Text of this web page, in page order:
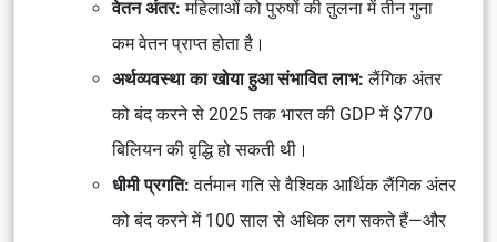
वेतन अंतर:महिलाओं को पुरुषों की तुलना मेंतीन गुना
कमवेतन प्राप्त होता है।
अर्थव्यवस्था का खोया हुआ संभावित लाभ: लैंगिक अंतर
को बंदकरने से 2025 तक भारत की GDP में$770
बिलियनकी वृद्धि हो सकती थी।
धीमी प्रगति:वर्तमान गति से वैश्विक आर्थिक लैंगिक अंतर
को बंद करने में 100 सालसे अधिक लग सकते हैं—और